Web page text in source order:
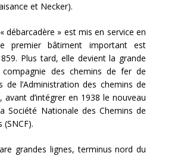
et Necker).
débarcadère » est mis en service en
premier bâtiment important est
Plus tard, elle devient la grande
des chemins de fer de
de l’Administration des chemins de
avant d’intégrer en 1938 le nouveau
Société Nationale des Chemins de
(SNCF).
grandes lignes, terminus nord du